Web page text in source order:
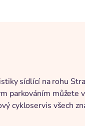
sídlící na rohu
parkováním můžete
cykloservis všech